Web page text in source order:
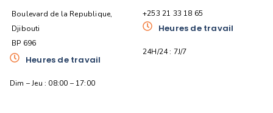
Boulevard de la Republique,
Djibouti
BP 696
Heures de travail
Dim – Jeu : 08:00 – 17:00
+253 21 33 18 65
Heures de travail
24H/24 : 7J/7